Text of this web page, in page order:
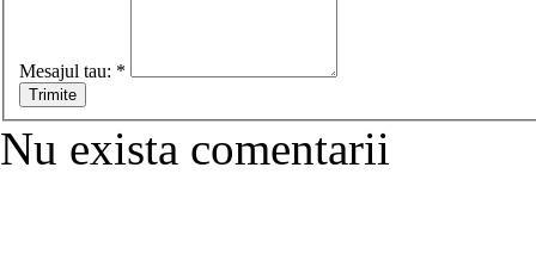
Mesajul tau: *
Nu exista comentarii